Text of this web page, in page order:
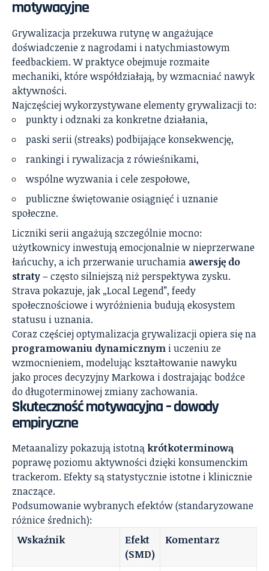
motywacyjne
Grywalizacja przekuwa rutynę w angażujące
doświadczenie z nagrodami i natychmiastowym
feedbackiem. W praktyce obejmuje rozmaite
mechaniki, które współdziałają, by wzmacniać nawyk
aktywności.
Najczęściej wykorzystywane elementy grywalizacji to:
punkty i odznaki za konkretne działania,
paski serii (streaks) podbijające konsekwencję,
rankingi i rywalizacja z rówieśnikami,
wspólne wyzwania i cele zespołowe,
publiczne świętowanie osiągnięć i uznanie
społeczne.
Liczniki serii angażują szczególnie mocno:
użytkownicy inwestują emocjonalnie w nieprzerwane
łańcuchy, a ich przerwanie uruchamia awersję do
straty– często silniejszą niż perspektywa zysku.
Strava pokazuje, jak „Local Legend”, feedy
społecznościowe i wyróżnienia budują ekosystem
statusu i uznania.
Coraz częściej optymalizacja grywalizacji opiera się na
programowaniu dynamicznym i uczeniu ze
wzmocnieniem, modelując kształtowanie nawyku
jako proces decyzyjny Markowa i dostrajając bodźce
do długoterminowej zmiany zachowania.
Skuteczność motywacyjna – dowody
empiryczne
Metaanalizy pokazują istotną krótkoterminową
poprawę poziomu aktywności dzięki konsumenckim
trackerom. Efekty są statystycznie istotne i klinicznie
znaczące.
Podsumowanie wybranych efektów (standaryzowane
różnice średnich):
Wskaźnik
Efekt
(SMD)
Komentarz